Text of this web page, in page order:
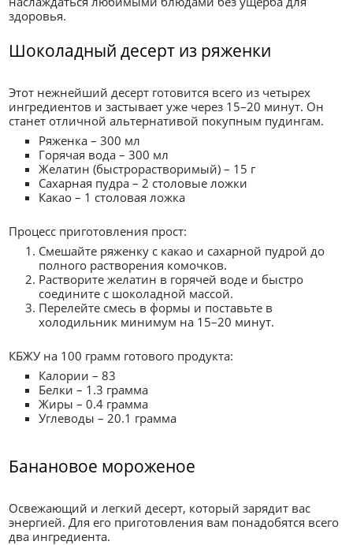
здоровья.
Шоколадный десерт из ряженки
Этот нежнейший десерт готовится всего из четырех
ингредиентов и застывает уже через 15–20 минут. Он
станет отличной альтернативой покупным пудингам.
Ряженка – 300 мл
Горячая вода – 300 мл
Желатин (быстрорастворимый) – 15 г
Сахарная пудра – 2 столовые ложки
Какао – 1 столовая ложка
Процесс приготовления прост:
Смешайте ряженку с какао и сахарной пудрой до
полного растворения комочков.
Растворите желатин в горячей воде и быстро
соедините с шоколадной массой.
Перелейте смесь в формы и поставьте в
холодильник минимум на 15–20 минут.
КБЖУ на 100 грамм готового продукта:
Калории – 83
Белки – 1.3 грамма
Жиры – 0.4 грамма
Углеводы – 20.1 грамма
Банановое мороженое
Освежающий и легкий десерт, который зарядит вас
энергией. Для его приготовления вам понадобятся всего
два ингредиента.